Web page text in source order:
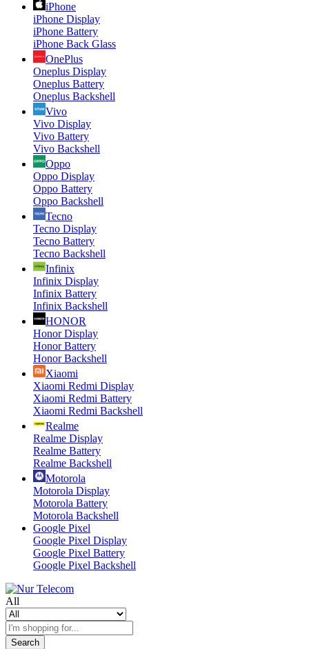
iPhone
iPhone Display
iPhone Battery
iPhone Back Glass
OnePlus
Oneplus Display
Oneplus Battery
Oneplus Backshell
Vivo
Vivo Display
Vivo Battery
Vivo Backshell
Oppo
Oppo Display
Oppo Battery
Oppo Backshell
Tecno
Tecno Display
Tecno Battery
Tecno Backshell
Infinix
Infinix Display
Infinix Battery
Infinix Backshell
HONOR
Honor Display
Honor Battery
Honor Backshell
Xiaomi
Xiaomi Redmi Display
Xiaomi Redmi Battery
Xiaomi Redmi Backshell
Realme
Realme Display
Realme Battery
Realme Backshell
Motorola
Motorola Display
Motorola Battery
Motorola Backshell
Google Pixel
Google Pixel Display
Google Pixel Battery
Google Pixel Backshell
All
Search